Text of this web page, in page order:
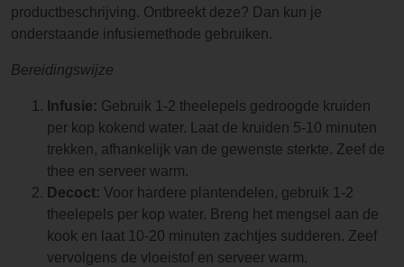
productbeschrijving. Ontbreekt deze? Dan kun je
onderstaande infusiemethode gebruiken.
Bereidingswijze
Infusie: Gebruik 1-2 theelepels gedroogde kruiden
per kop kokend water. Laat de kruiden 5-10 minuten
trekken, afhankelijk van de gewenste sterkte. Zeef de
thee en serveer warm.
Decoct: Voor hardere plantendelen, gebruik 1-2
theelepels per kop water. Breng het mengsel aan de
kook en laat 10-20 minuten zachtjes sudderen. Zeef
vervolgens de vloeistof en serveer warm.